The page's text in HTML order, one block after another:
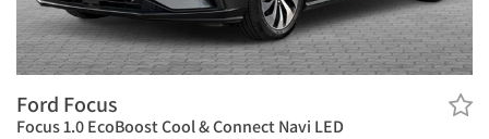
Ford Focus
Focus 1.0 EcoBoost Cool & Connect Navi LED